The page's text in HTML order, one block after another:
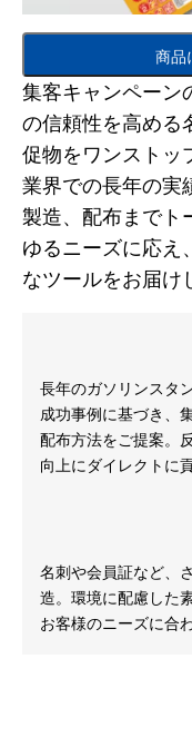
商品
集客キャンペーン
の信頼性を高める
促物をワンストッ
業界での長年の実
製造、配布までト
ゆるニーズに応え
なツールをお届け
長年のガソリンスタ
成功事例に基づき、
配布方法をご提案。
向上にダイレクトに
名刺や会員証など、
造。環境に配慮した
お客様のニーズに合